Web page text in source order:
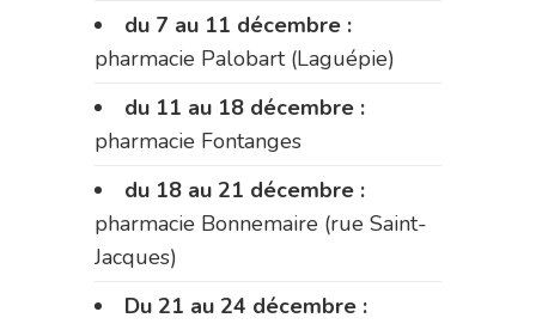
du 7 au 11 décembre :
pharmacie Palobart (Laguépie)
du 11 au 18 décembre :
pharmacie Fontanges
du 18 au 21 décembre :
pharmacie Bonnemaire (rue Saint-
Jacques)
Du 21 au 24 décembre :